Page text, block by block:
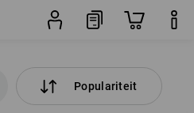
Populariteit
Populariteit